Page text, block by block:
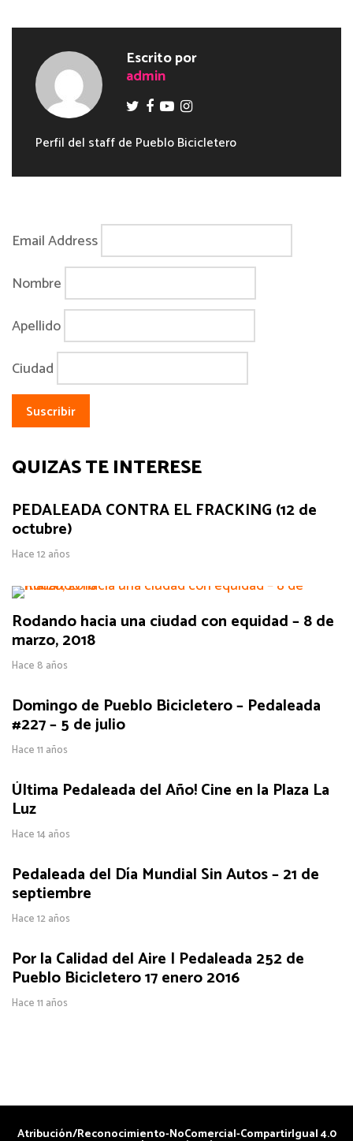
Escrito por
admin
Perfil del staff de Pueblo Bicicletero
Email Address
Nombre
Apellido
Ciudad
QUIZÁS TE INTERESE
PEDALEADA CONTRA EL FRACKING (12 de
octubre)
Hace 12 años
Rodando hacia una ciudad con equidad – 8 de
marzo, 2018
Hace 8 años
Domingo de Pueblo Bicicletero – Pedaleada
#227 – 5 de julio
Hace 11 años
Última Pedaleada del Año! Cine en la Plaza La
Luz
Hace 14 años
Pedaleada del Día Mundial Sin Autos – 21 de
septiembre
Hace 12 años
Por la Calidad del Aire | Pedaleada 252 de
Pueblo Bicicletero 17 enero 2016
Hace 11 años
Atribución/Reconocimiento-NoComercial-CompartirIgual 4.0